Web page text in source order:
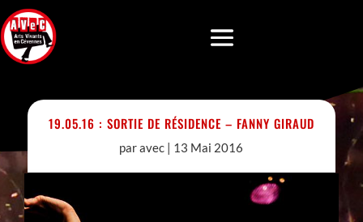
19.05.16 : SORTIE DE RÉSIDENCE – FANNY GIRAUD
paravec | 13 Mai 2016